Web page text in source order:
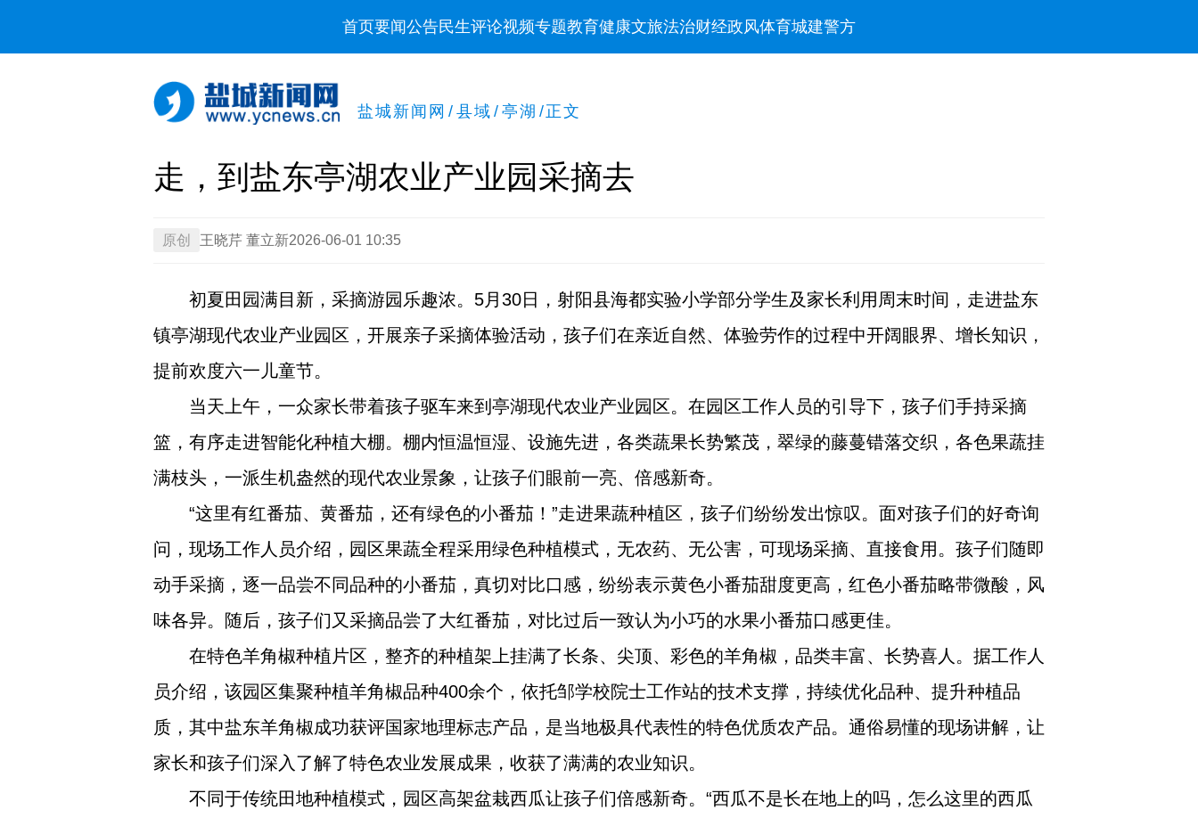
首页要闻公告民生评论视频专题教育健康文旅法治财经政风体育城建警方
盐城新闻网 / 县域 / 亭湖 /正文
走，到盐东亭湖农业产业园采摘去
原创 王晓芹 董立新2026-06-01 10:35
初夏田园满目新，采摘游园乐趣浓。5月30日，射阳县海都实验小学部分学生及家长利用周末时间，走进盐东
镇亭湖现代农业产业园区，开展亲子采摘体验活动，孩子们在亲近自然、体验劳作的过程中开阔眼界、增长知识，
提前欢度六一儿童节。
当天上午，一众家长带着孩子驱车来到亭湖现代农业产业园区。在园区工作人员的引导下，孩子们手持采摘
篮，有序走进智能化种植大棚。棚内恒温恒湿、设施先进，各类蔬果长势繁茂，翠绿的藤蔓错落交织，各色果蔬挂
满枝头，一派生机盎然的现代农业景象，让孩子们眼前一亮、倍感新奇。
“这里有红番茄、黄番茄，还有绿色的小番茄！”走进果蔬种植区，孩子们纷纷发出惊叹。面对孩子们的好奇询
问，现场工作人员介绍，园区果蔬全程采用绿色种植模式，无农药、无公害，可现场采摘、直接食用。孩子们随即
动手采摘，逐一品尝不同品种的小番茄，真切对比口感，纷纷表示黄色小番茄甜度更高，红色小番茄略带微酸，风
味各异。随后，孩子们又采摘品尝了大红番茄，对比过后一致认为小巧的水果小番茄口感更佳。
在特色羊角椒种植片区，整齐的种植架上挂满了长条、尖顶、彩色的羊角椒，品类丰富、长势喜人。据工作人
员介绍，该园区集聚种植羊角椒品种400余个，依托邹学校院士工作站的技术支撑，持续优化品种、提升种植品
质，其中盐东羊角椒成功获评国家地理标志产品，是当地极具代表性的特色优质农产品。通俗易懂的现场讲解，让
家长和孩子们深入了解了特色农业发展成果，收获了满满的农业知识。
不同于传统田地种植模式，园区高架盆栽西瓜让孩子们倍感新奇。“西瓜不是长在地上的吗，怎么这里的西瓜